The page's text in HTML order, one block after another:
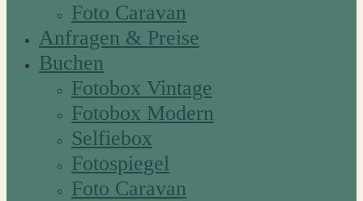
Foto Caravan
Anfragen & Preise
Buchen
Fotobox Vintage
Fotobox Modern
Selfiebox
Fotospiegel
Foto Caravan